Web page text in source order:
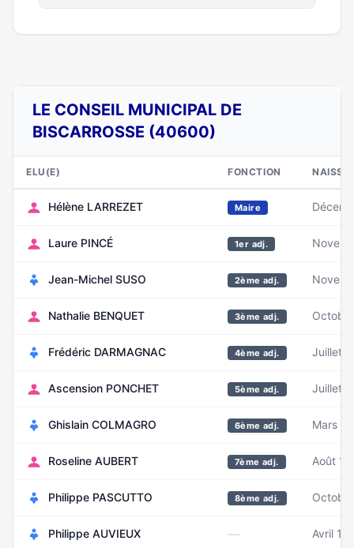
LE CONSEIL MUNICIPAL DE
BISCARROSSE (40600)
ELU(E) FONCTION
Hélène LARREZET Maire
Laure PINCÉ 1er adj.
Jean-Michel SUSO 2ème adj.
Nathalie BENQUET 3ème adj.
Frédéric DARMAGNAC 4ème adj. Juillet
Ascension PONCHET 5ème adj. Juillet
Ghislain COLMAGRO 6ème adj. Mars
Roseline AUBERT 7ème adj. Août
Philippe PASCUTTO 8ème adj.
Philippe AUVIEUX — Avril